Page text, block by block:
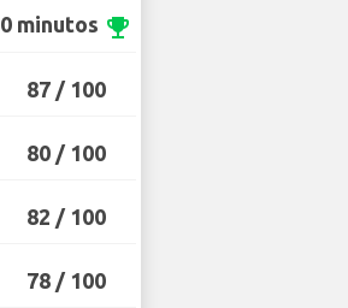
0 minutos emoji_events
87 / 100
80 / 100
82 / 100
78 / 100